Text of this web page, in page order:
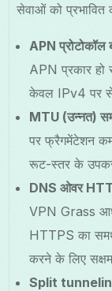
सेवाओं को
APN प्रोटोकॉल
APN प्रकार
केवल IPv4 पर
MTU (उन्नत)
पर फ्रैगमेंटेशन कम
रूट-स्तर के
DNS ओवर
VPN Grass
HTTPS का
करने के लिए
Split